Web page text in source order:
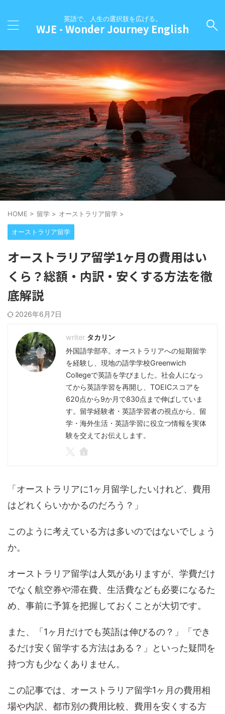
英語で、人生の選択肢を広げる。
WJE - Wonder Journey English
HOME > 留学 > オーストラリア留学 >
オーストラリア留学
オーストラリア留学1ヶ月の費用はい
くら？総額・内訳・安くする方法を徹
底解説
2026年6月7日
タカリン
外国語学部卒。オーストラリアへの短期留学
を経験し、現地の語学学校Greenwich
Collegeで英語を学びました。社会人になっ
てから英語学習を再開し、TOEICスコアを
620点から9か月で830点まで伸ばしていま
す。留学経験者・英語学習者の視点から、留
学・海外生活・英語学習に役立つ情報を実体
験を交えてお伝えします。
「オーストラリアに1ヶ月留学したいけれど、費用
はどれくらいかかるのだろう？」
このように考えている方は多いのではないでしょう
か。
オーストラリア留学は人気がありますが、学費だけ
でなく航空券や滞在費、生活費なども必要になるた
め、事前に予算を把握しておくことが大切です。
また、「1ヶ月だけでも英語は伸びるの？」「でき
るだけ安く留学する方法はある？」といった疑問を
持つ方も少なくありません。
この記事では、オーストラリア留学1ヶ月の費用相
場や内訳、都市別の費用比較、費用を安くする方